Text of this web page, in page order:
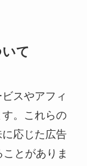
て
スやアフィ
。これらの
応じた広告
とがありま